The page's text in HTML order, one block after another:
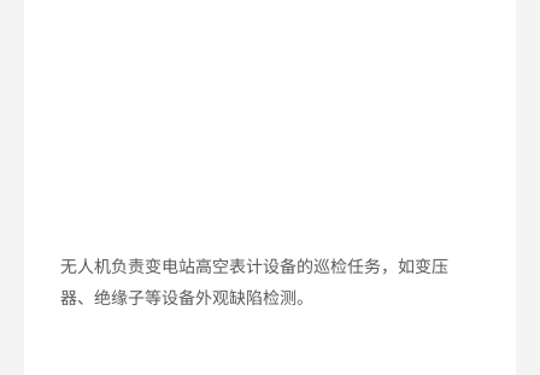
无人机负责变电站高空表计设备的巡检任务，如变压
器、绝缘子等设备外观缺陷检测。